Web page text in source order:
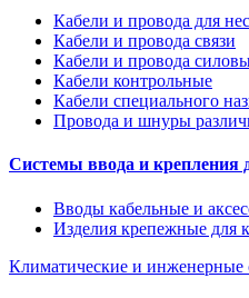
Кабели и провода для
Кабели и провода связи
Кабели и провода
Кабели контрольные
Кабели специального
Провода и шнуры
Системы ввода и крепления
Вводы кабельные и
Изделия крепежные для
Климатические и инженерные